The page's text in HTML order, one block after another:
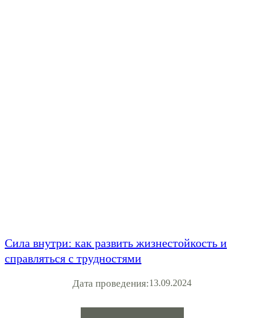
Сила внутри: как развить жизнестойкость и
справляться с трудностями
Дата проведения:13.09.2024